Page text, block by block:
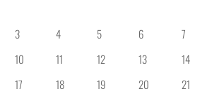
3
4 5 6 7
10
11 12 13 14
17
18 19 20 21